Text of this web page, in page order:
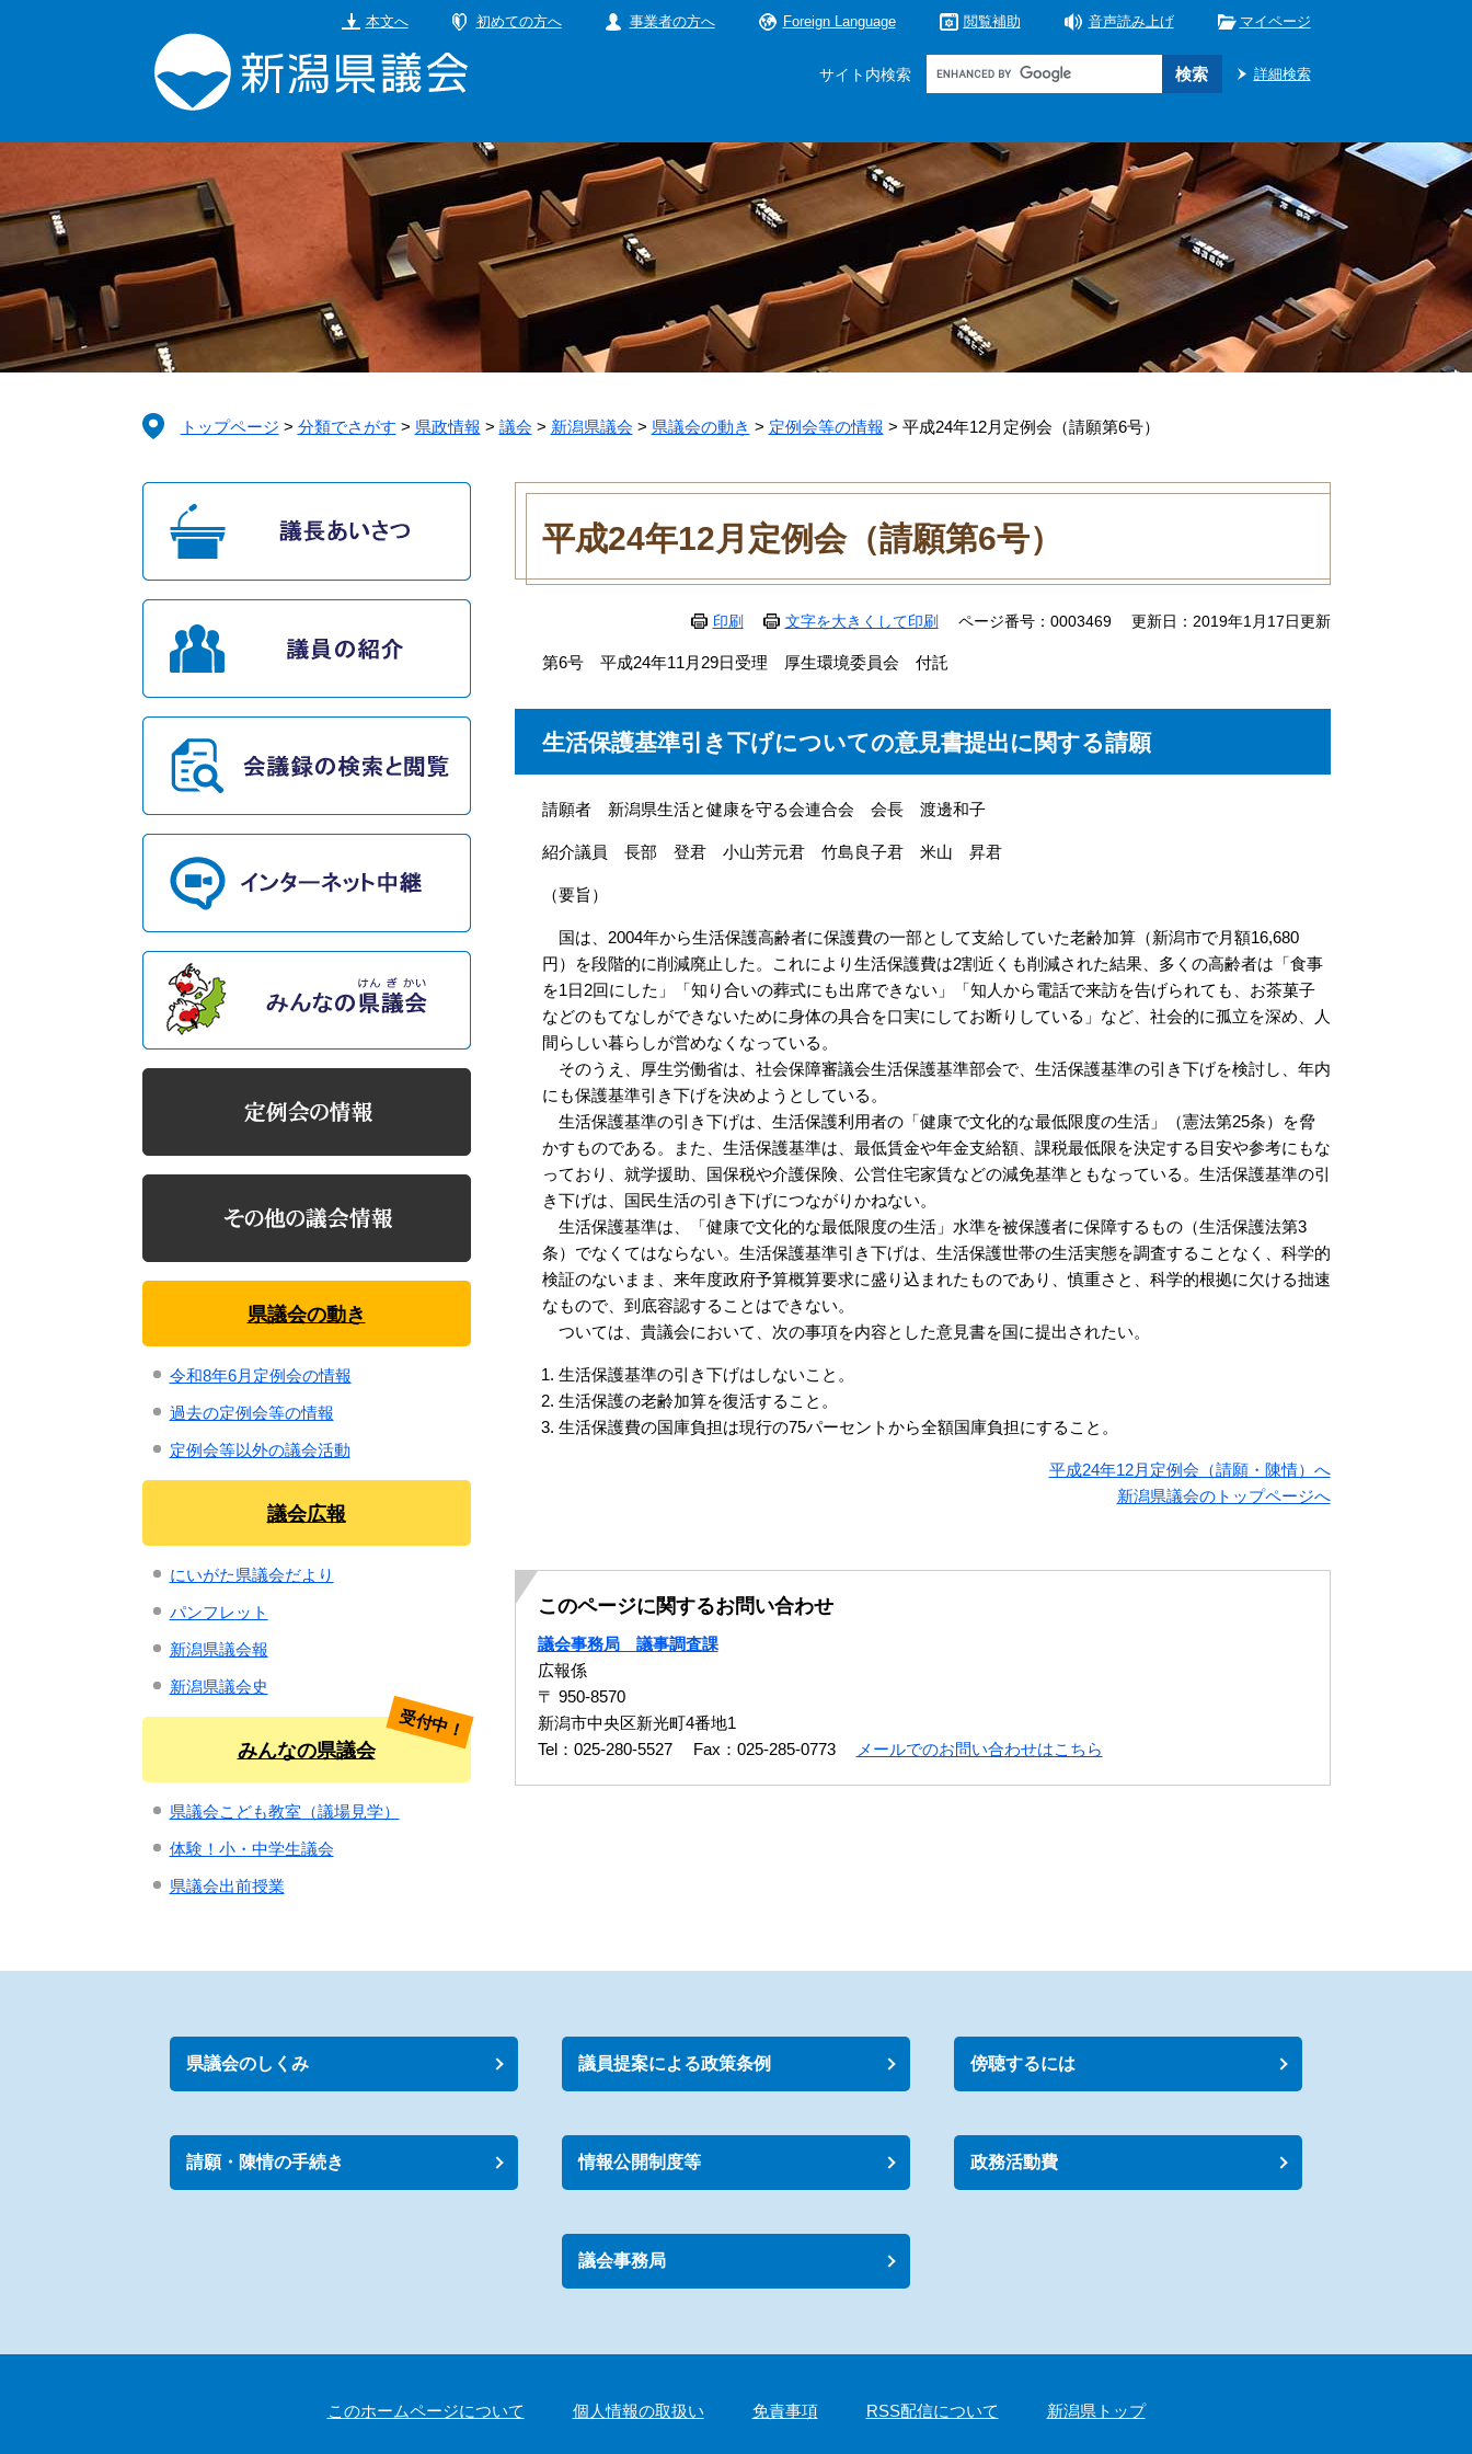
頭
飛
て
へ
本文へ 初めての方へ 事業者の方へ Foreign Language 閲覧補助 音声読み上げ マイページ
サイト内検索
Google
ム
索
詳細検索
トップページ > 分類でさがす > 県政情報 > 議会 > 新潟県議会 > 県議会の動き > 定例会等の情報 > 平成24年12月定例会（請願第6号）
本
平成24年12月定例会（請願第6号）
印刷 文字を大きくして印刷 ページ番号：0003469 更新日：2019年1月17日更新
第6号 平成24年11月29日受理 厚生環境委員会 付託
生活保護基準引き下げについての意見書提出に関する請願
請願者 新潟県生活と健康を守る会連合会 会長 渡邊和子
紹介議員 長部 登君 小山芳元君 竹島良子君 米山 昇君
（要旨）
国は、2004年から生活保護高齢者に保護費の一部として支給していた老齢加算（新潟市で月額16,680
円）を段階的に削減廃止した。これにより生活保護費は2割近くも削減された結果、多くの高齢者は「食事
を1日2回にした」「知り合いの葬式にも出席できない」「知人から電話で来訪を告げられても、お茶菓子
などのもてなしができないために身体の具合を口実にしてお断りしている」など、社会的に孤立を深め、人
間らしい暮らしが営めなくなっている。
そのうえ、厚生労働省は、社会保障審議会生活保護基準部会で、生活保護基準の引き下げを検討し、年内
にも保護基準引き下げを決めようとしている。
生活保護基準の引き下げは、生活保護利用者の「健康で文化的な最低限度の生活」（憲法第25条）を脅
かすものである。また、生活保護基準は、最低賃金や年金支給額、課税最低限を決定する目安や参考にもな
っており、就学援助、国保税や介護保険、公営住宅家賃などの減免基準ともなっている。生活保護基準の引
き下げは、国民生活の引き下げにつながりかねない。
生活保護基準は、「健康で文化的な最低限度の生活」水準を被保護者に保障するもの（生活保護法第3
条）でなくてはならない。生活保護基準引き下げは、生活保護世帯の生活実態を調査することなく、科学的
検証のないまま、来年度政府予算概算要求に盛り込まれたものであり、慎重さと、科学的根拠に欠ける拙速
なもので、到底容認することはできない。
ついては、貴議会において、次の事項を内容とした意見書を国に提出されたい。
生活保護基準の引き下げはしないこと。
生活保護の老齢加算を復活すること。
生活保護費の国庫負担は現行の75パーセントから全額国庫負担にすること。
平成24年12月定例会（請願・陳情）へ
新潟県議会のトップページへ
このページに関するお問い合わせ
議会事務局 議事調査課
広報係
〒 950-8570
新潟市中央区新光町4番地1
Tel：025-280-5527
Fax：025-285-0773 メールでのお問い合わせはこちら
県議会の動き
令和8年6月定例会の情報
過去の定例会等の情報
定例会等以外の議会活動
議会広報
にいがた県議会だより
パンフレット
新潟県議会報
新潟県議会史
みんなの県議会
受付中！
県議会こども教室（議場見学）
体験！小・中学生議会
県議会出前授業
県議会のしくみ 議員提案による政策条例 傍聴するには
請願・陳情の手続き 情報公開制度等 政務活動費
議会事務局
このホームページについて 個人情報の取扱い 免責事項 RSS配信について 新潟県トップ